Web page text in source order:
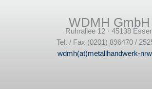
WDMH GmbH
Ruhrallee 12 · 45138
Tel. / Fax (0201) 896470 /
wdmh(at)metallhandwerk-